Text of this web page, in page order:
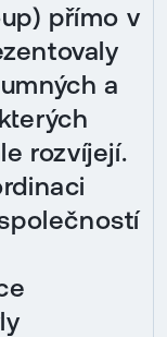
přímo v
a
rozvíjejí.